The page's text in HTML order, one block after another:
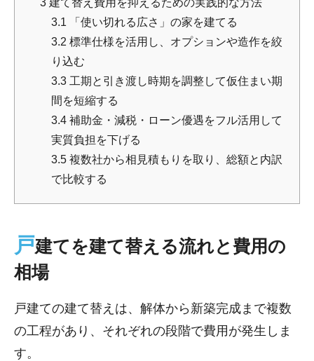
3 建て替え費用を抑えるための実践的な方法
3.1 「使い切れる広さ」の家を建てる
3.2 標準仕様を活用し、オプションや造作を絞
り込む
3.3 工期と引き渡し時期を調整して仮住まい期
間を短縮する
3.4 補助金・減税・ローン優遇をフル活用して
実質負担を下げる
3.5 複数社から相見積もりを取り、総額と内訳
で比較する
戸建てを建て替える流れと費用の
相場
戸建ての建て替えは、解体から新築完成まで複数
の工程があり、それぞれの段階で費用が発生しま
す。